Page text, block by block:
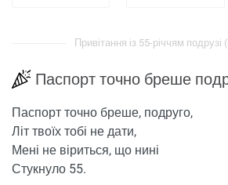
Привітання із 55-річчям подрузі
Паспорт точно бреше
Паспорт точно бреше, подруго,
Літ твоїх тобі не дати,
Мені не віриться, що нині
Стукнуло 55.